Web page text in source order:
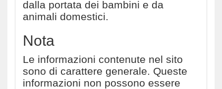
dalla portata dei bambini e da
animali domestici.
Nota
Le informazioni contenute nel sito
sono di carattere generale. Queste
informazioni non possono essere